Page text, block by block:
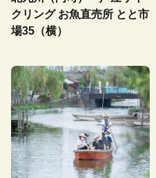
クリング お魚直売所 とと市
場35（横）